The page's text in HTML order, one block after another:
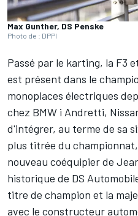
Max Gunther, DS Penske
Photo de : DPPI
Passé par le karting, la F3
est présent dans le
monoplaces électriques
chez BMW i Andretti,
d'intégrer, au terme de sa
plus titrée du championnat,
nouveau coéquipier de
historique de DS
titre de champion et la
avec le constructeur